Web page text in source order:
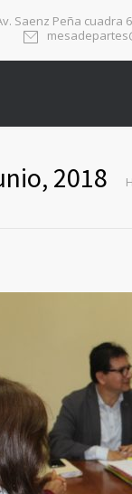
Saenz Peña cuadra
2018